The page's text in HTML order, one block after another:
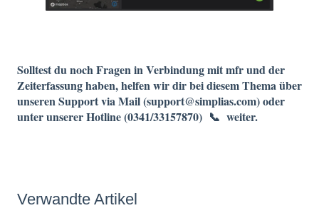
Solltest du noch Fragen in Verbindung mit mfr und der
Zeiterfassung haben, helfen wir dir bei diesem Thema über
unseren Support via Mail (support@simplias.com) oder
unter unserer Hotline (0341/33157870) 📞 weiter.
Verwandte Artikel